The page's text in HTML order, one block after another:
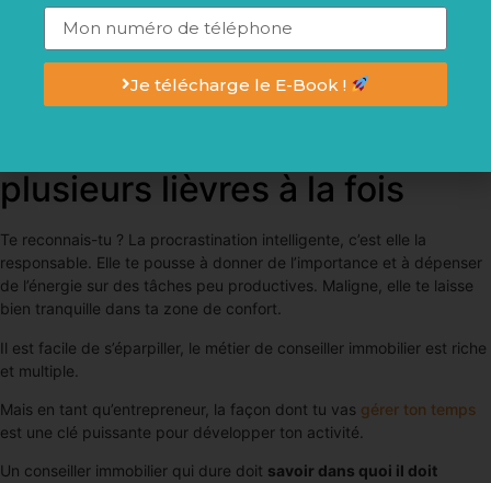
devenir ce conseiller immobilier-là, cet expert qui inspire
confiance parce que l’on sait qu’on partage les mêmes valeurs
que lui.
4- Ils ne savent pas gérer
plusieurs lièvres à la fois
Te reconnais-tu ? La procrastination intelligente, c’est elle la
responsable. Elle te pousse à donner de l’importance et à dépenser
de l’énergie sur des tâches peu productives. Maligne, elle te laisse
bien tranquille dans ta zone de confort.
Il est facile de s’éparpiller, le métier de conseiller immobilier est riche
et multiple.
Mais en tant qu’entrepreneur, la façon dont tu vas gérer ton temps
est une clé puissante pour développer ton activité.
Un conseiller immobilier qui dure doit savoir dans quoi il doit
Je télécharge le E-Book !